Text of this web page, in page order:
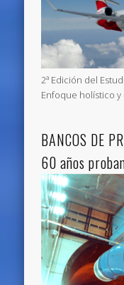
2ª Edición del
Enfoque holístico
BANCOS DE
60 años